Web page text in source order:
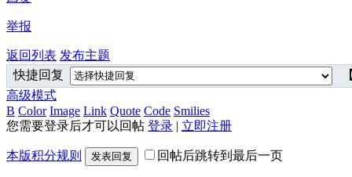
举报
返回列表 发布主题
快捷回复
高级模式
B Color Image Link Quote Code Smilies
您需要登录后才可以回帖 登录 | 立即注册
本版积分规则 发表回复 回帖后跳转到最后一页